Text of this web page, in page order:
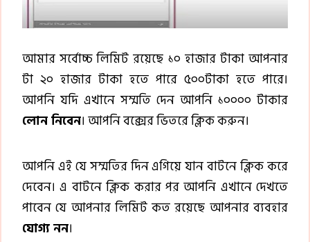
আমার সর্বোচ্চ লিমিট রয়েছে ১০ হাজার টাকা আপনার
টা ২০ হাজার টাকা হতে পারে ৫০০টাকা হতে পারে।
আপনি যদি এখানে সম্মতি দেন আপনি ১০০০০ টাকার
লোন নিবেন। আপনি বক্সের ভিতরে ক্লিক করুন।
আপনি এই যে সম্মতির দিন এগিয়ে যান বাটনে ক্লিক করে
দেবেন। এ বাটনে ক্লিক করার পর আপনি এখানে দেখতে
পাবেন যে আপনার লিমিট কত রয়েছে আপনার ব্যবহার
যোগ্য নন।